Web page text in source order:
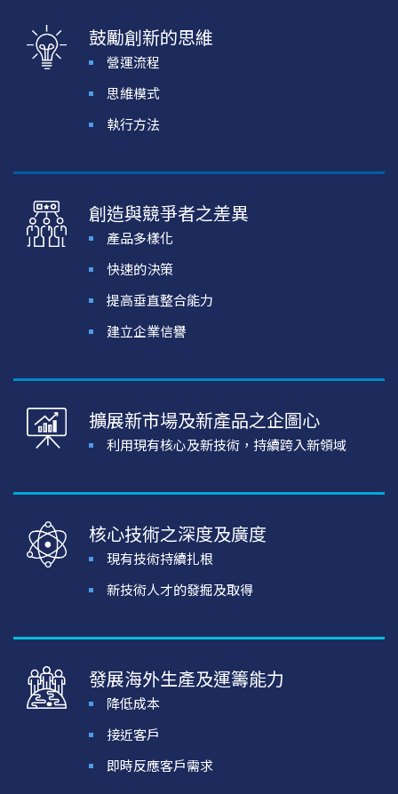
鼓勵創新的思維
營運流程
思維模式
執行方法
創造與競爭者之差異
產品多樣化
快速的決策
提高垂直整合能力
建立企業信譽
擴展新市場及新產品之企圖心
利用現有核心及新技術，持續跨入新領域
核心技術之深度及廣度
現有技術持續扎根
新技術人才的發掘及取得
發展海外生產及運籌能力
降低成本
接近客戶
即時反應客戶需求